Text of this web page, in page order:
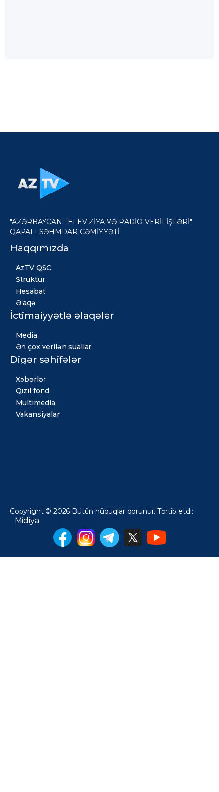
"AZƏRBAYCAN TELEVİZİYA VƏ RADİO VERİLİŞLƏRİ"
QAPALI SƏHMDAR CƏMİYYƏTİ
Haqqımızda
AzTV QSC
Struktur
Hesabat
Əlaqə
İctimaiyyətlə əlaqələr
Media
Ən çox verilən suallar
Digər səhifələr
Xəbərlər
Qızıl fond
Multimedia
Vakansiyalar
Copyright © 2026 Bütün hüquqlar qorunur. Tərtib etdi:
Midiya